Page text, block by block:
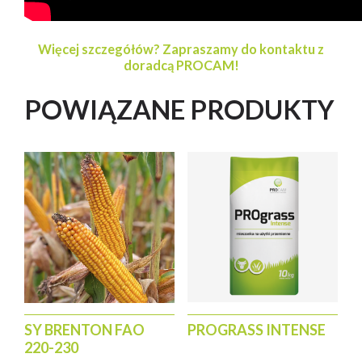
Więcej szczegółów? Zapraszamy do kontaktu z
doradcą PROCAM!
POWIĄZANE PRODUKTY
SY BRENTON FAO
220-230
PROGRASS INTENSE